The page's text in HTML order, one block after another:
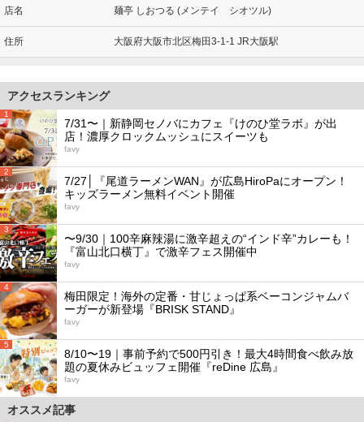
店名 麺亭 しおつる (メンテイ シオツル)
住所 大阪府大阪市北区梅田3-1-1 JR大阪駅
アクセスランキング
1
7/31〜｜新静岡セノバにカフェ『けのひ堂ラボ』が出
店！濃厚クロックムッシュにスイーツも
favy
2
7/27│『尾道ラーメンWAN』が広島HiroPaにオープン！
キッズラーメン無料イベント開催
favy
3
〜9/30｜100辛麻辣湯に激辛超えの“インド辛”カレーも！
『富山北口横丁』で激辛フェス開催中
favy
4
梅田限定！海外の定番・甘じょっぱ系ベーコンジャムバ
ーガーが新登場『BRISK STAND』
favy
5
8/10〜19｜事前予約で500円引き！最大4時間食べ飲み放
題の夏休みビュッフェ開催『reDine 広島』
favy
オススメ記事